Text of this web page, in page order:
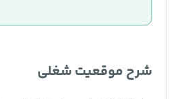
شرح موقعیت شغلی